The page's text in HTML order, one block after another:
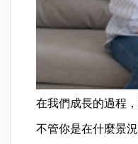
在我們成長的過程
不管你是在什麼景